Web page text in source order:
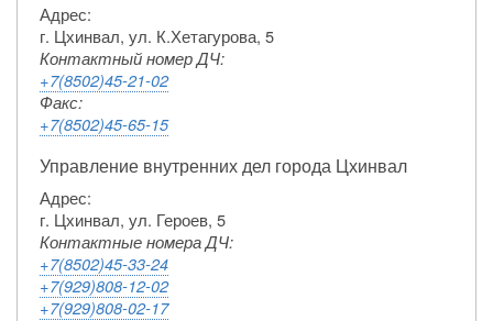
Адрес:
г. Цхинвал, ул. К.Хетагурова, 5
Контактный номер ДЧ:
+7(8502)45-21-02
Факс:
+7(8502)45-65-15
Управление внутренних дел города Цхинвал
Адрес:
г. Цхинвал, ул. Героев, 5
Контактные номера ДЧ:
+7(8502)45-33-24
+7(929)808-12-02
+7(929)808-02-17